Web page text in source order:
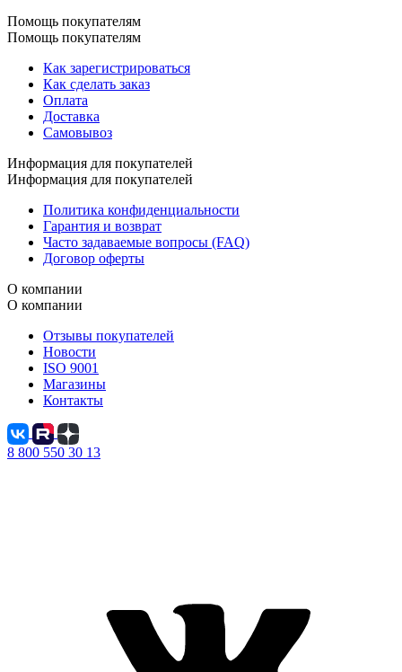
Помощь покупателям
Помощь покупателям
Как зарегистрироваться
Как сделать заказ
Оплата
Доставка
Самовывоз
Информация для покупателей
Информация для покупателей
Политика конфиденциальности
Гарантия и возврат
Часто задаваемые вопросы (FAQ)
Договор оферты
О компании
О компании
Отзывы покупателей
Новости
ISO 9001
Магазины
Контакты
8 800 550 30 13